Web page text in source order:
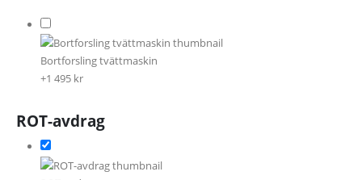
Bortforsling tvättmaskin
+1 495 kr
ROT-avdrag